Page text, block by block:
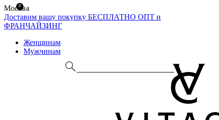
Москва
Доставим вашу покупку БЕСПЛАТНО ОПТ и
ФРАНЧАЙЗИНГ
Женщинам
Мужчинам
0